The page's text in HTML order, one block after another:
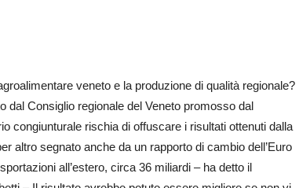
veneto e la produzione di qualità regionale?
dal Consi­glio regionale del Veneto promosso dal
congiunturale rischia di offuscare i risultati ottenuti dalla
altro segnato anche da un rapporto di cambio dell’Euro
all’estero, circa 36 miliardi – ha detto il